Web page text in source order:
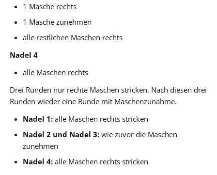
1 Masche rechts
1 Masche zunehmen
alle restlichen Maschen rechts
Nadel 4
alle Maschen rechts
Drei Runden nur rechte Maschen stricken. Nach diesen drei
Runden wieder eine Runde mit Maschenzunahme.
Nadel 1:alle Maschen rechts stricken
Nadel 2 und Nadel 3: wie zuvor die Maschen
zunehmen
Nadel 4: alle Maschen rechts stricken